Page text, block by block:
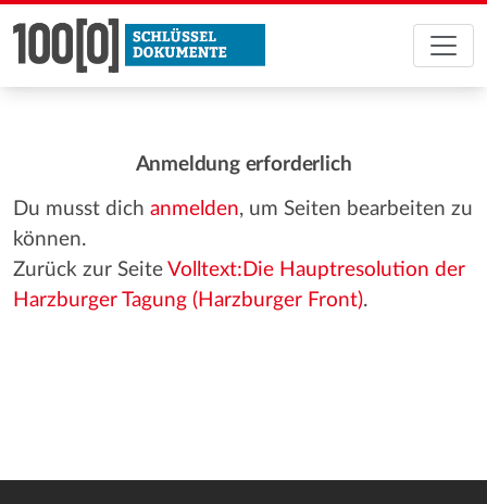
Anmeldung erforderlich
Du musst dich anmelden, um Seiten bearbeiten zu
können.
Zurück zur Seite Volltext:Die Hauptresolution der
Harzburger Tagung (Harzburger Front).